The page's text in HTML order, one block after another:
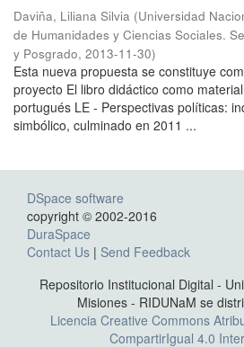
Daviña, Liliana Silvia (Universidad
de Humanidades y Ciencias Sociales.
y Posgrado, 2013-11-30)
Esta nueva propuesta se constituye
proyecto El libro didáctico como
portugués LE - Perspectivas políticas:
simbólico, culminado en 2011 ...
DSpace software
copyright © 2002-2016
DuraSpace
Contact Us | Send Feedback
Repositorio Institucional Digital -
Misiones - RIDUNaM se
Licencia Creative Commons
CompartirIgual 4.0